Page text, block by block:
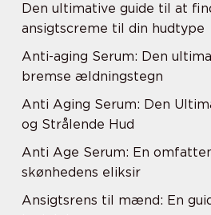
Den ultimative guide til at
ansigtscreme til din hudtype
Anti-aging Serum: Den
bremse ældningstegn
Anti Aging Serum: Den
og Strålende Hud
Anti Age Serum: En
skønhedens eliksir
Ansigtsrens til mænd: En